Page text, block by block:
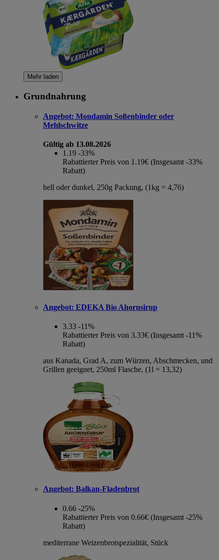
Mehr laden
Grundnahrung
Angebot: Mondamin Soßenbinder oder
Mehlschwitze
Gültig ab 13.08.2026
1.19 -33%
Rabattierter Preis von 1.19€ (Insgesamt -33%
Rabatt)
hell oder dunkel, 250g Packung, (1kg = 4,76)
Angebot: EDEKA Bio Ahornsirup
3.33 -11%
Rabattierter Preis von 3.33€ (Insgesamt -11%
Rabatt)
aus Kanada, Grad A, zum Würzen, Abschmecken, und
Grillen geeignet, 250ml Flasche, (1l = 13,32)
Angebot: Balkan-Fladenbrot
0.66 -25%
Rabattierter Preis von 0.66€ (Insgesamt -25%
Rabatt)
mediterrane Weizenbrotspezialität, Stück